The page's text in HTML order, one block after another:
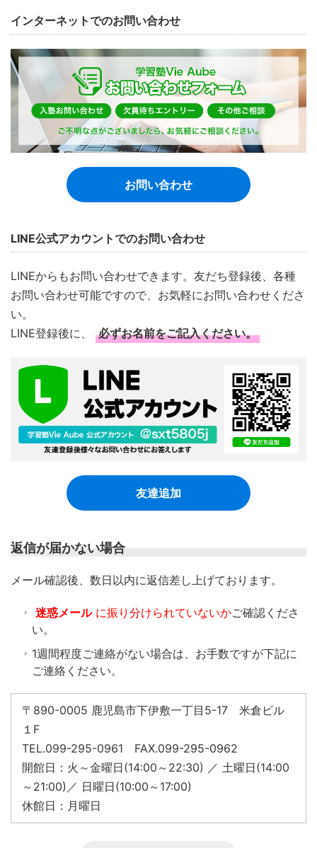
インターネットでのお問い合わせ
お問い合わせ
LINE公式アカウントでのお問い合わせ
LINEからもお問い合わせできます。友だち登録後、各種
お問い合わせ可能ですので、お気軽にお問い合わせくださ
い。
LINE登録後に、
必ずお名前をご記入ください。
友達追加
返信が届かない場合
​メール確認後、数日以内に返信差し上げております。
迷惑メール に振り分けられていないかご確認くださ
い。
1週間程度ご連絡がない場合は、お手数ですが下記に
ご連絡ください。
〒890-0005 鹿児島市下伊敷一丁目5-17 米倉ビル
１F
TEL.099-295-0961 FAX.099-295-0962
開館日：火～金曜日(14:00～22:30) ／ 土曜日(14:00
～21:00)／ 日曜日(10:00～17:00)
休館日：月曜日